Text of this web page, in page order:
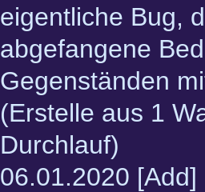
eigentliche Bug,
abgefangene
Gegenständen
(Erstelle aus 1
Durchlauf)
06.01.2020